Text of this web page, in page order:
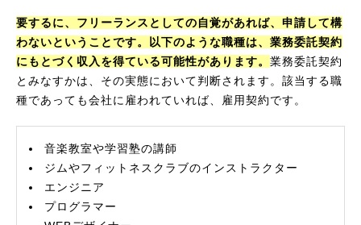
要するに、フリーランスとしての自覚があれば、申請して構
わないということです。以下のような職種は、業務委託契約
にもとづく収入を得ている可能性があります。 業務委託契約
とみなすかは、その実態において判断されます。該当する職
種であっても会社に雇われていれば、雇用契約です。
音楽教室や学習塾の講師
ジムやフィットネスクラブのインストラクター
エンジニア
プログラマー